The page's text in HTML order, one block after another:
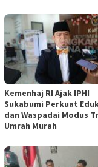
Kemenhaj RI Ajak IPHI
Sukabumi Perkuat
dan Waspadai Modus
Umrah Murah